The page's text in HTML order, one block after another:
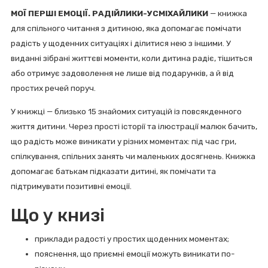
МОЇ ПЕРШІ ЕМОЦІЇ. РАДІЙЛИКИ-УСМІХАЙЛИКИ — книжка
для спільного читання з дитиною, яка допомагає помічати
радість у щоденних ситуаціях і ділитися нею з іншими. У
виданні зібрані життєві моменти, коли дитина радіє, тішиться
або отримує задоволення не лише від подарунків, а й від
простих речей поруч.
У книжці — близько 15 знайомих ситуацій із повсякденного
життя дитини. Через прості історії та ілюстрації малюк бачить,
що радість може виникати у різних моментах: під час гри,
спілкування, спільних занять чи маленьких досягнень. Книжка
допомагає батькам підказати дитині, як помічати та
підтримувати позитивні емоції.
Що у книзі
приклади радості у простих щоденних моментах;
пояснення, що приємні емоції можуть виникати по-